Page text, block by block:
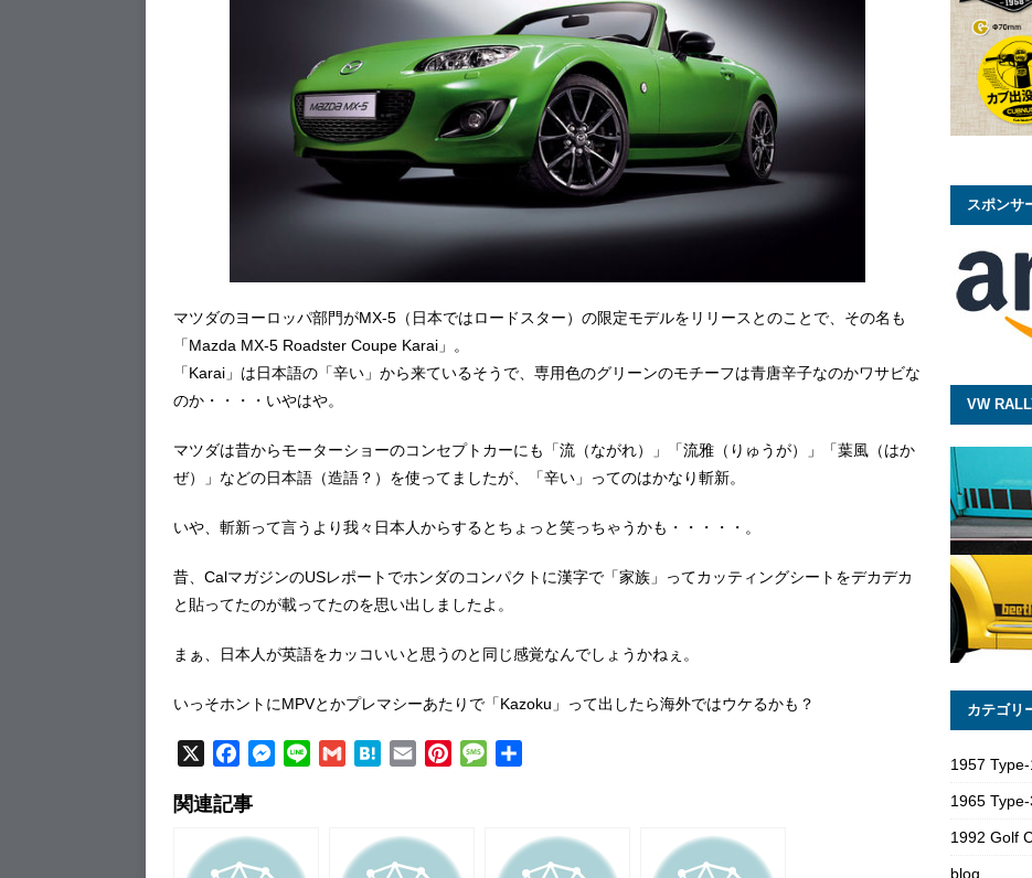
マツダのヨーロッパ部門がMX-5（日本ではロードスター）の限定モデルをリリースとのことで、その名も
「Mazda MX-5 Roadster Coupe Karai」。
「Karai」は日本語の「辛い」から来ているそうで、専用色のグリーンのモチーフは青唐辛子なのかワサビな
のか・・・・いやはや。
マツダは昔からモーターショーのコンセプトカーにも「流（ながれ）」「流雅（りゅうが）」「葉風（はか
ぜ）」などの日本語（造語？）を使ってましたが、「辛い」ってのはかなり斬新。
いや、斬新って言うより我々日本人からするとちょっと笑っちゃうかも・・・・・。
昔、CalマガジンのUSレポートでホンダのコンパクトに漢字で「家族」ってカッティングシートをデカデカ
と貼ってたのが載ってたのを思い出しましたよ。
まぁ、日本人が英語をカッコいいと思うのと同じ感覚なんでしょうかねぇ。
いっそホントにMPVとかプレマシーあたりで「Kazoku」って出したら海外ではウケるかも？
c
e
b
M
e
H
P
e
関連記事
スポンサ
VW
カテゴリ
1957 Type-
1965
1992 Golf
blog